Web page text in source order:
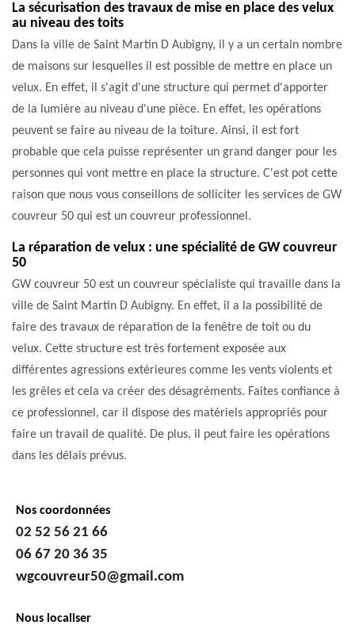
La sécurisation des travaux de mise en place des velux
au niveau des toits
Dans la ville de Saint Martin D Aubigny, il y a un certain nombre
de maisons sur lesquelles il est possible de mettre en place un
velux. En effet, il s'agit d'une structure qui permet d'apporter
de la lumière au niveau d'une pièce. En effet, les opérations
peuvent se faire au niveau de la toiture. Ainsi, il est fort
probable que cela puisse représenter un grand danger pour les
personnes qui vont mettre en place la structure. C'est pot cette
raison que nous vous conseillons de solliciter les services de GW
couvreur 50 qui est un couvreur professionnel.
La réparation de velux : une spécialité de GW couvreur
50
GW couvreur 50 est un couvreur spécialiste qui travaille dans la
ville de Saint Martin D Aubigny. En effet, il a la possibilité de
faire des travaux de réparation de la fenêtre de toit ou du
velux. Cette structure est très fortement exposée aux
différentes agressions extérieures comme les vents violents et
les grêles et cela va créer des désagréments. Faites confiance à
ce professionnel, car il dispose des matériels appropriés pour
faire un travail de qualité. De plus, il peut faire les opérations
dans les délais prévus.
Nos coordonnées
02 52 56 21 66
06 67 20 36 35
wgcouvreur50@gmail.com
Nous localiser